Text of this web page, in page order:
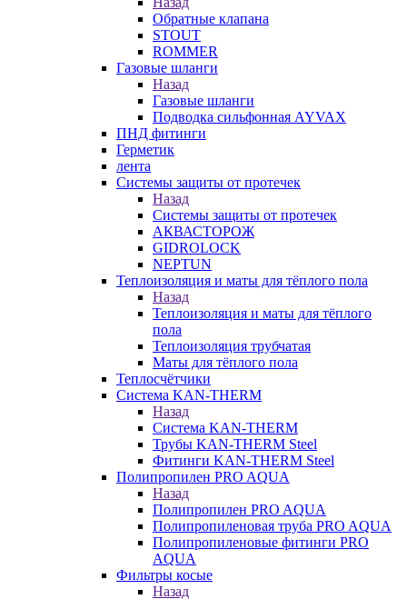
Обратные клапана
STOUT
ROMMER
Газовые шланги
Назад
Газовые шланги
Подводка сильфонная AYVAX
ПНД фитинги
Герметик
лента
Системы защиты от протечек
Назад
Системы защиты от протечек
АКВАСТОРОЖ
GIDROLOCK
NEPTUN
Теплоизоляция и маты для тёплого пола
Назад
Теплоизоляция и маты для тёплого
пола
Теплоизоляция трубчатая
Маты для тёплого пола
Теплосчётчики
Система KAN-THERM
Назад
Система KAN-THERM
Трубы KAN-THERM Steel
Фитинги KAN-THERM Steel
Полипропилен PRO AQUA
Назад
Полипропилен PRO AQUA
Полипропиленовая труба PRO AQUA
Полипропиленовые фитинги PRO
AQUA
Фильтры косые
Назад